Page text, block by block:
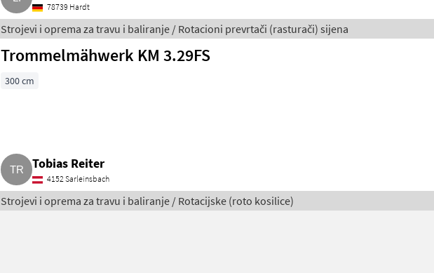
78739 Hardt
Strojevi i oprema za travu i baliranje / Rotacioni prevrtači (rasturači) sijena
Trommelmähwerk KM 3.29FS
300 cm
Tobias Reiter
4152 Sarleinsbach
Strojevi i oprema za travu i baliranje / Rotacijske (roto kosilice)